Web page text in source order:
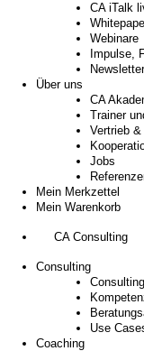
CA iTalk
Webinare
Impulse,
Über uns
CA
Trainer
Vertrieb
Jobs
Mein Merkzettel
Mein Warenkorb
CA Consulting
Consulting
Consulting
Use
Coaching